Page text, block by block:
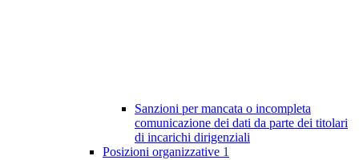
Sanzioni per mancata o incompleta
comunicazione dei dati da parte dei titolari
di incarichi dirigenziali
Posizioni organizzative 1